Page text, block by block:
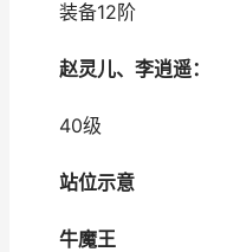
装备12阶
赵灵儿、李逍遥：
40级
站位示意
牛魔王